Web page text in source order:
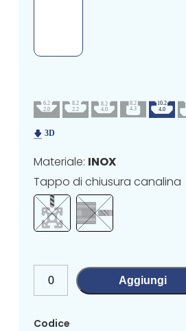
Materiale: INOX
Tappo di chiusura canalina
Aggiungi
Codice